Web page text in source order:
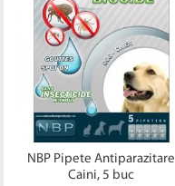
NBP Pipete Antiparazitare
Caini, 5 buc